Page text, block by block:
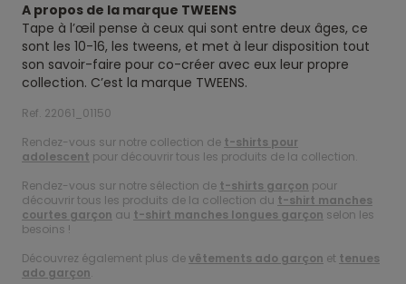
A propos de la marque TWEENS
Tape à l’œil pense à ceux qui sont entre deux âges, ce
sont les 10-16, les tweens, et met à leur disposition tout
son savoir-faire pour co-créer avec eux leur propre
collection. C’est la marque TWEENS.
Ref. 22061_01150
Rendez-vous sur notre collection de t-shirts pour
adolescent pour découvrir tous les produits de la collection.
Rendez-vous sur notre sélection de t-shirts garçon pour
découvrir tous les produits de la collection du t-shirt manches
courtes garçon au t-shirt manches longues garçon selon les
besoins !
Découvrez également plus devêtements ado garçon et tenues
ado garçon.